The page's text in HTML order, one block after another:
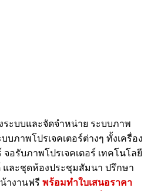
ระบบและจัดจำหน่าย ระบบภาพ
ภาพโปรเจคเตอร์ต่างๆ ทั้งเครื่อง
จอรับภาพโปรเจคเตอร์ เทคโนโลยี
และชุดห้องประชุมสัมนา ปรึกษา
างานฟรี พร้อมทำใบเสนอราคา